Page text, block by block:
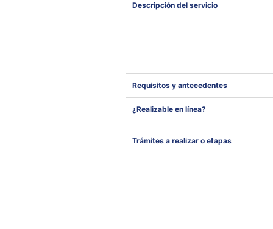
Descripción del servicio
Requisitos y antecedentes
¿Realizable en línea?
Trámites a realizar o etapas